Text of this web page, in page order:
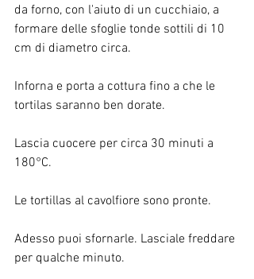
da forno, con l'aiuto di un cucchiaio, a
formare delle sfoglie tonde sottili di 10
cm di diametro circa.
Inforna e porta a cottura fino a che le
tortilas saranno ben dorate.
Lascia cuocere per circa 30 minuti a
180°C.
Le tortillas al cavolfiore sono pronte.
Adesso puoi sfornarle. Lasciale freddare
per qualche minuto.